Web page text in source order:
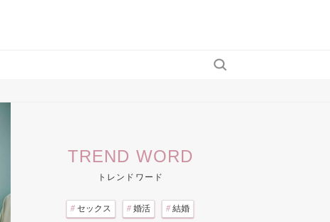
TREND WORD
トレンドワード
# セックス # 婚活 # 結婚